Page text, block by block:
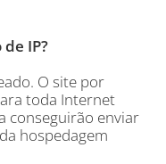
IP?
O site por
toda Internet
conseguirão enviar
hospedagem